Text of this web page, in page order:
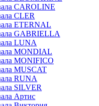
CAROLINE
CLER
ETERNAL
GABRIELLA
LUNA
MONDIAL
MONIFICO
MUSCAT
RUNA
SILVER
Артис